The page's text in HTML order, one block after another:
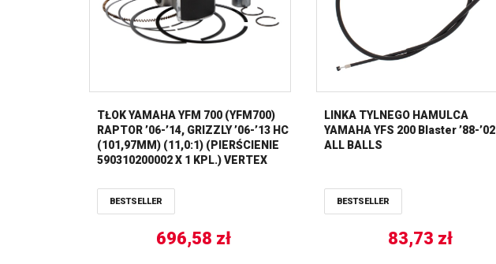
TŁOK YAMAHA YFM 700 (YFM700)
RAPTOR ’06-’14, GRIZZLY ’06-’13 HC
(101,97MM) (11,0:1) (PIERŚCIENIE
590310200002 X 1 KPL.) VERTEX
BESTSELLER
696,58 zł
LINKA TYLNEGO HAMULCA
YAMAHA YFS 200 Blaster ’88-’02
ALL BALLS
BESTSELLER
83,73 zł